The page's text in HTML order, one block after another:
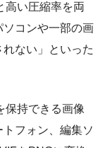
高い圧縮率を両
コンや一部の画
ない」といった
保持できる画像
フォン、編集ソ